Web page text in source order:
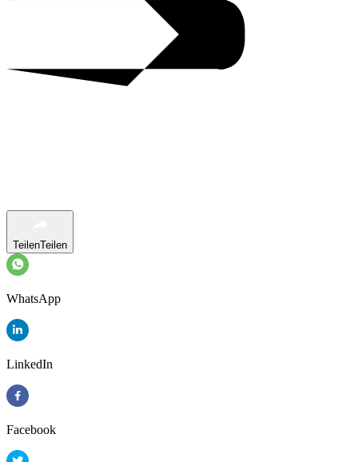
TeilenTeilen
WhatsApp
LinkedIn
Facebook